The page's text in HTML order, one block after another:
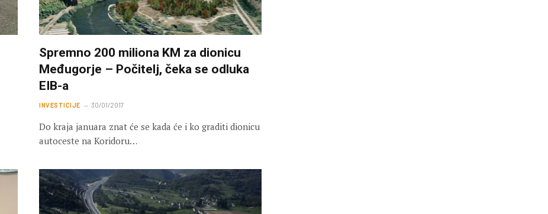
Spremno 200 miliona KM za dionicu
Međugorje – Počitelj, čeka se odluka
EIB-a
INVESTICIJE 30/01/2017
Do kraja januara znat će se kada će i ko graditi dionicu
autoceste na Koridoru…